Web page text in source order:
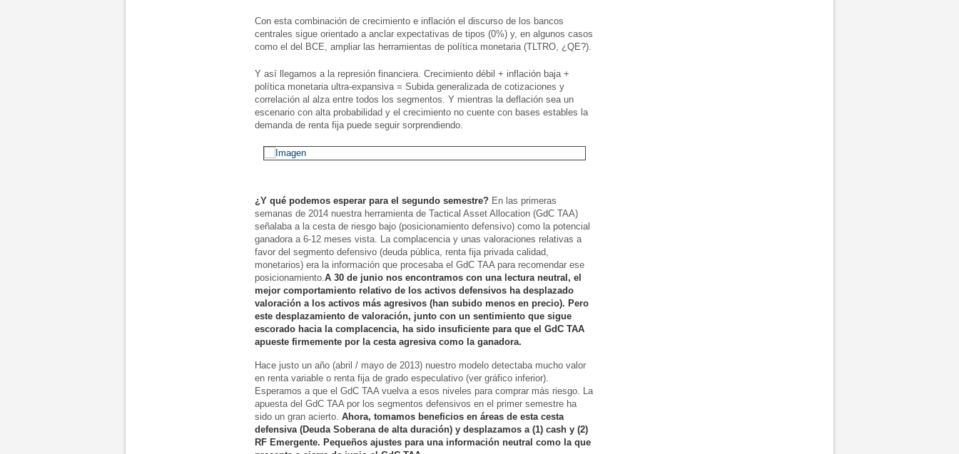
Con esta combinación de crecimiento e inflación el discurso de los bancos
centrales sigue orientado a anclar expectativas de tipos (0%) y, en algunos casos
como el del BCE, ampliar las herramientas de política monetaria (TLTRO, ¿QE?).
Y así llegamos a la represión financiera. Crecimiento débil + inflación baja +
política monetaria ultra-expansiva = Subida generalizada de cotizaciones y
correlación al alza entre todos los segmentos. Y mientras la deflación sea un
escenario con alta probabilidad y el crecimiento no cuente con bases estables la
demanda de renta fija puede seguir sorprendiendo.
¿Y qué podemos esperar para el segundo semestre? En las primeras
semanas de 2014 nuestra herramienta de Tactical Asset Allocation (GdC TAA)
señalaba a la cesta de riesgo bajo (posicionamiento defensivo) como la potencial
ganadora a 6-12 meses vista. La complacencia y unas valoraciones relativas a
favor del segmento defensivo (deuda pública, renta fija privada calidad,
monetarios) era la información que procesaba el GdC TAA para recomendar ese
posicionamiento.A 30 de junio nos encontramos con una lectura neutral, el
mejor comportamiento relativo de los activos defensivos ha desplazado
valoración a los activos más agresivos (han subido menos en precio). Pero
este desplazamiento de valoración, junto con un sentimiento que sigue
escorado hacia la complacencia, ha sido insuficiente para que el GdC TAA
apueste firmemente por la cesta agresiva como la ganadora.
Hace justo un año (abril / mayo de 2013) nuestro modelo detectaba mucho valor
en renta variable o renta fija de grado especulativo (ver gráfico inferior).
Esperamos a que el GdC TAA vuelva a esos niveles para comprar más riesgo. La
apuesta del GdC TAA por los segmentos defensivos en el primer semestre ha
sido un gran acierto. Ahora, tomamos beneficios en áreas de esta cesta
defensiva (Deuda Soberana de alta duración) y desplazamos a (1) cash y (2)
RF Emergente. Pequeños ajustes para una información neutral como la que